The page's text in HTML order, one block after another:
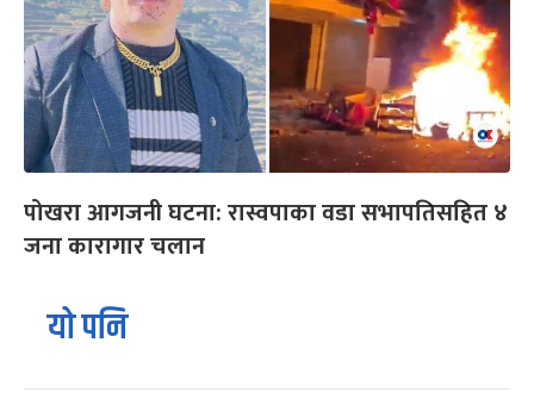
पोखरा आगजनी घटना: रास्वपाका वडा सभापतिसहित ४
जना कारागार चलान
यो पनि